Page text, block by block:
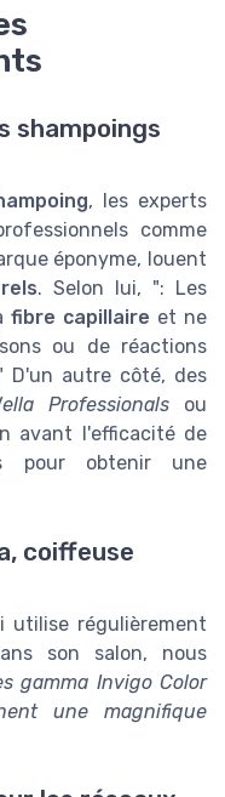
shampoings
, les experts
comme
éponyme, louent
. Selon lui, ": Les
fibre capillaire et ne
ou de réactions
D'un autre côté, des
Professionals ou
avant l'efficacité de
pour obtenir une
coiffeuse
utilise régulièrement
son salon, nous
gamma Invigo Color
une magnifique